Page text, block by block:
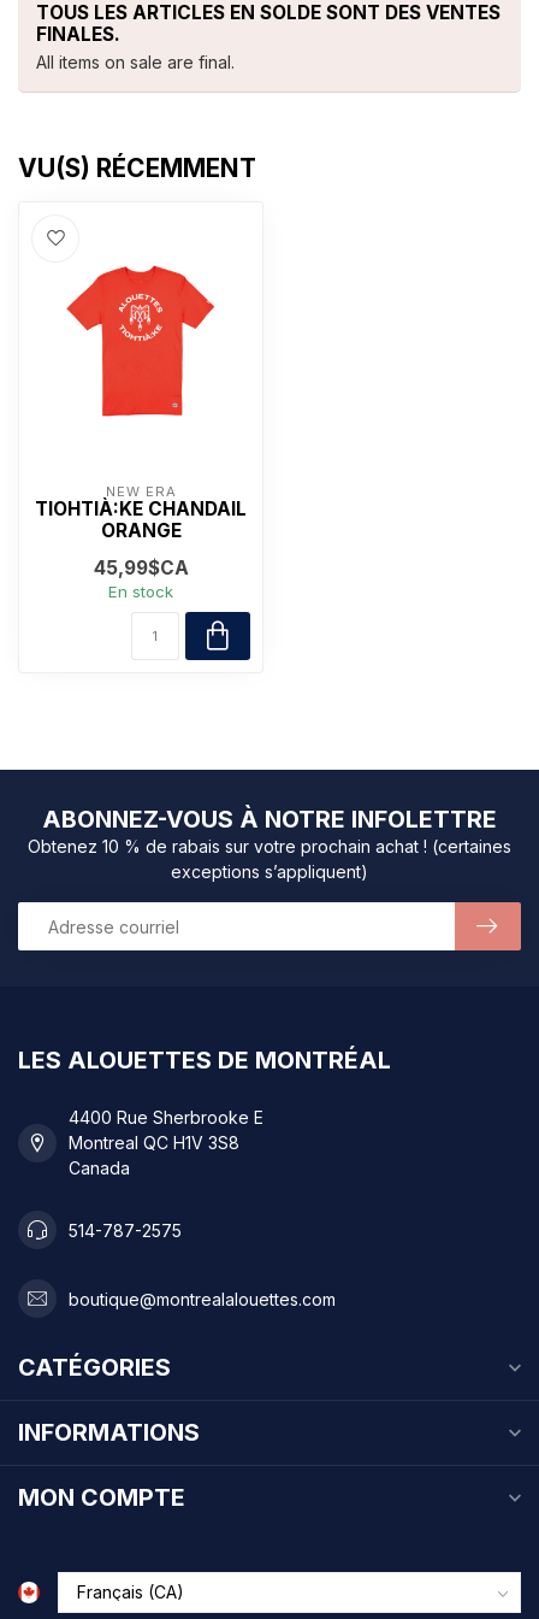
TOUS LES ARTICLES EN SOLDE SONT DES VENTES
FINALES.
All items on sale are final.
VU(S) RÉCEMMENT
NEW ERA
TIOHTIÀ:KE CHANDAIL
ORANGE
45,99$CA
En stock
ABONNEZ-VOUS À NOTRE INFOLETTRE
Obtenez 10 % de rabais sur votre prochain achat ! (certaines
exceptions s’appliquent)
LES ALOUETTES DE MONTRÉAL
4400 Rue Sherbrooke E
Montreal QC H1V 3S8
Canada
514-787-2575
boutique@montrealalouettes.com
CATÉGORIES
INFORMATIONS
MON COMPTE